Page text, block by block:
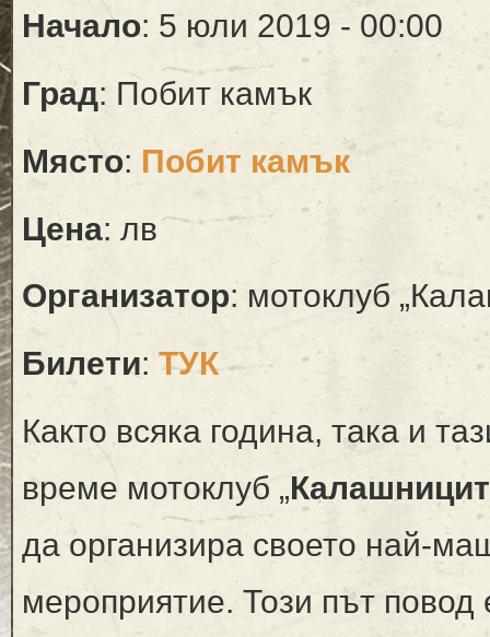
Начало: 5 юли 2019 - 00:00
Град: Побит камък
Място: Побит камък
Цена: лв
Организатор: мотоклуб
Билети: ТУК
Както всяка година, така и
време мотоклуб „
да организира своето най-
мероприятие. Този път повод